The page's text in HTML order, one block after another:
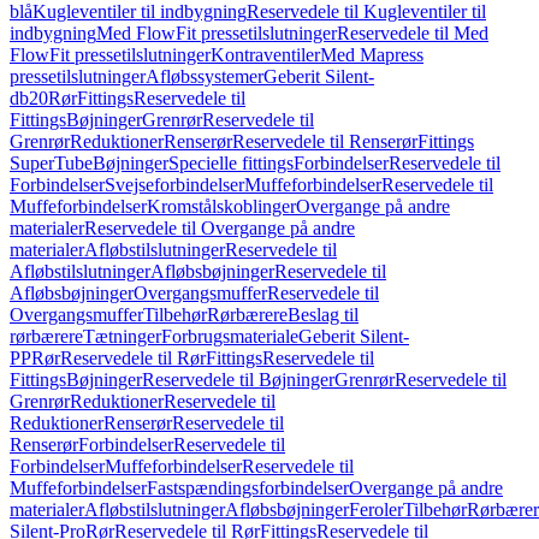
blåKugleventiler til indbygningReservedele til Kugleventiler til
indbygningMed FlowFit pressetilslutningerReservedele til Med
FlowFit pressetilslutningerKontraventilerMed Mapress
pressetilslutningerAfløbssystemerGeberit Silent-
db20RørFittingsReservedele til
FittingsBøjningerGrenrørReservedele til
GrenrørReduktionerRenserørReservedele til RenserørFittings
SuperTubeBøjningerSpecielle fittingsForbindelserReservedele til
ForbindelserSvejseforbindelserMuffeforbindelserReservedele til
MuffeforbindelserKromstålskoblingerOvergange på andre
materialerReservedele til Overgange på andre
materialerAfløbstilslutningerReservedele til
AfløbstilslutningerAfløbsbøjningerReservedele til
AfløbsbøjningerOvergangsmufferReservedele til
OvergangsmufferTilbehørRørbærereBeslag til
rørbærereTætningerForbrugsmaterialeGeberit Silent-
PPRørReservedele til RørFittingsReservedele til
FittingsBøjningerReservedele til BøjningerGrenrørReservedele til
GrenrørReduktionerReservedele til
ReduktionerRenserørReservedele til
RenserørForbindelserReservedele til
ForbindelserMuffeforbindelserReservedele til
MuffeforbindelserFastspændingsforbindelserOvergange på andre
materialerAfløbstilslutningerAfløbsbøjningerFerolerTilbehør
Silent-ProRørReservedele til RørFittingsReservedele til